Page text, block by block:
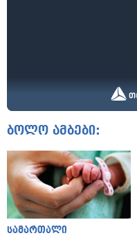
ბოლო ამბები:
სამართალი